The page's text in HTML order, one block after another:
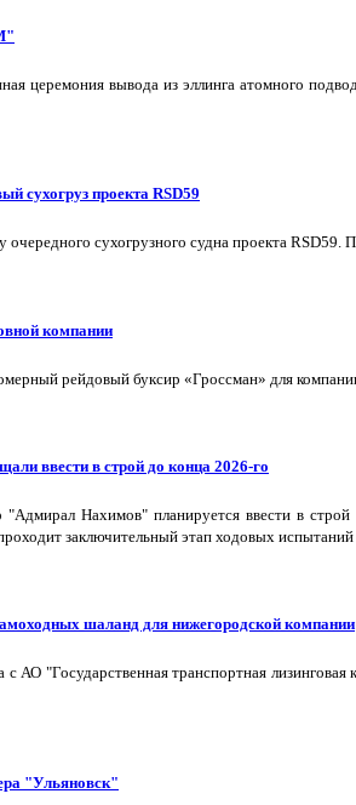
церемония вывода из эллинга атомного
сухогруз проекта RSD59
сухогрузного судна проекта
компании
рейдовый буксир «Гроссман» для
ввести в строй до конца 2026-го
Нахимов" планируется ввести в
заключительный этап ходовых
шаланд для нижегородской компании
АО "Государственная транспортная
"Ульяновск"